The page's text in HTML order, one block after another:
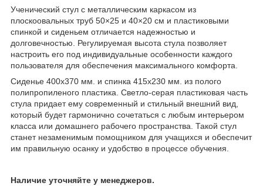
Ученический стул с металлическим каркасом из
плоскоовальных труб 50×25 и 40×20 см и пластиковыми
спинкой и сиденьем отличается надежностью и
долговечностью. Регулируемая высота стула позволяет
настроить его под индивидуальные особенности каждого
пользователя для обеспечения максимального комфорта.
Сиденье 400х370 мм. и спинка 415х230 мм. из полого
полипропиленого пластика. Светло-серая пластиковая часть
стула придает ему современный и стильный внешний вид,
который будет гармонично сочетаться с любым интерьером
класса или домашнего рабочего пространства. Такой стул
станет незаменимым помощником для учащихся и обеспечит
им правильную осанку и удобство в процессе обучения.
Наличие уточняйте у менеджеров.